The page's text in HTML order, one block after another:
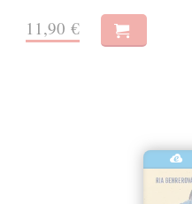
11,90 €